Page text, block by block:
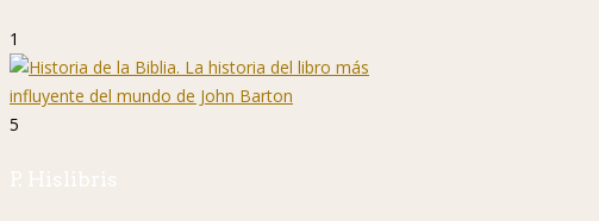
1
5
P. Hislibris